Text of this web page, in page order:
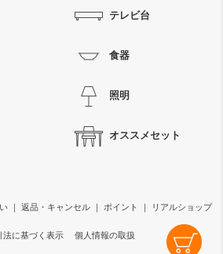
テレビ台
食器
照明
オススメセット
返品・キャンセル ポイント リアルショップ
法に基づく表示 個人情報の取扱